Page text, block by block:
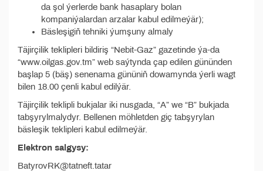
da şol ýerlerde bank hasaplary bolan
kompaniýalardan arzalar kabul edilmeýär);
Bäsleşigiň tehniki ýumşuny almaly
Täjirçilik teklipleri bildiriş “Nebit-Gaz” gazetinde ýa-da
“www.oilgas.gov.tm” web saýtynda çap edilen gününden
başlap 5 (bäş) senenama gününiň dowamynda ýerli wagt
bilen 18.00 çenli kabul edilýär.
Täjirçilik teklipli bukjalar iki nusgada, “A” we “B” bukjada
tabşyrylmalydyr. Bellenen möhletden giç tabşyrylan
bäsleşik teklipleri kabul edilmeýär.
Elektron salgysy:
BatyrovRK@tatneft.tatar